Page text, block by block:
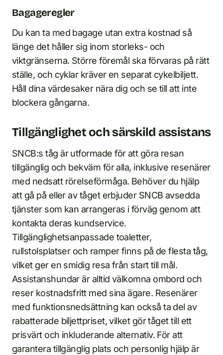
Bagageregler
Du kan ta med bagage utan extra kostnad så
länge det håller sig inom storleks- och
viktgränserna. Större föremål ska förvaras på rätt
ställe, och cyklar kräver en separat cykelbiljett.
Håll dina värdesaker nära dig och se till att inte
blockera gångarna.
Tillgänglighet och särskild assistans
SNCB:s tåg är utformade för att göra resan
tillgänglig och bekväm för alla, inklusive resenärer
med nedsatt rörelseförmåga. Behöver du hjälp
att gå på eller av tåget erbjuder SNCB avsedda
tjänster som kan arrangeras i förväg genom att
kontakta deras kundservice.
Tillgänglighetsanpassade toaletter,
rullstolsplatser och ramper finns på de flesta tåg,
vilket ger en smidig resa från start till mål.
Assistanshundar är alltid välkomna ombord och
reser kostnadsfritt med sina ägare. Resenärer
med funktionsnedsättning kan också ta del av
rabatterade biljettpriset, vilket gör tåget till ett
prisvärt och inkluderande alternativ. För att
garantera tillgänglig plats och personlig hjälp är